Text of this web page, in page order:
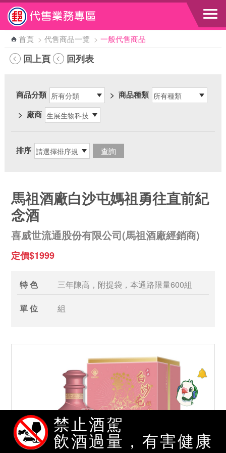
跳到主要內容區塊
首頁 > 代售商品一覽 > 一般代售商品
回上頁 回列表
商品分類 > 商品種類
> 廠商
排序
馬祖酒廠白沙屯媽祖勇往直前紀
念酒
喜威世流通股份有限公司(馬祖酒廠經銷商)
定價$1999
特 色 三年陳高，附提袋，本通路限量600組
單 位 組
禁止酒駕
飲酒過量，有害健康